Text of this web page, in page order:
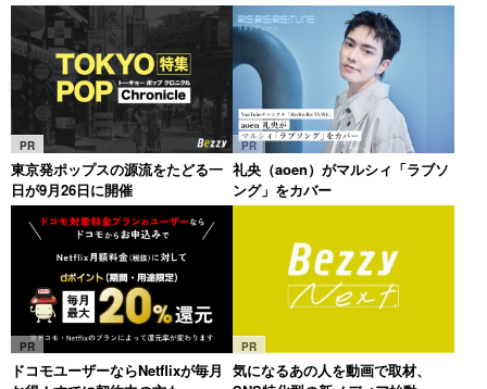
PR
東京発ポップスの源流をたどる一
日が9月26日に開催
PR
礼央（aoen）がマルシィ「ラブソ
ング」をカバー
PR
ドコモユーザーならNetflixが毎月
PR
気になるあの人を動画で取材、